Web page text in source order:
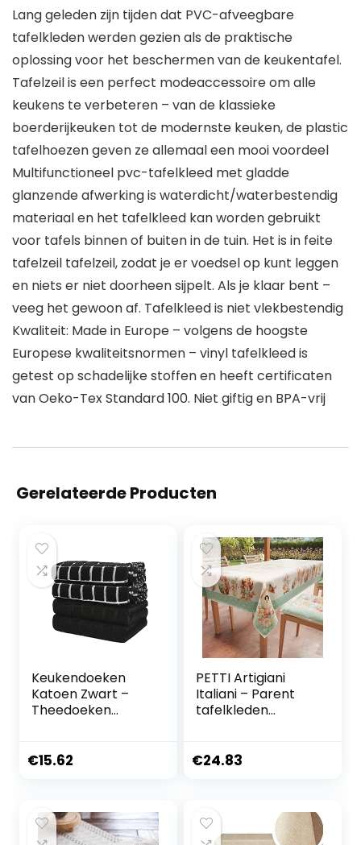
Lang geleden zijn tijden dat PVC-afveegbare
tafelkleden werden gezien als de praktische
oplossing voor het beschermen van de keukentafel.
Tafelzeil is een perfect modeaccessoire om alle
keukens te verbeteren – van de klassieke
boerderijkeuken tot de modernste keuken, de plastic
tafelhoezen geven ze allemaal een mooi voordeel
Multifunctioneel pvc-tafelkleed met gladde
glanzende afwerking is waterdicht/waterbestendig
materiaal en het tafelkleed kan worden gebruikt
voor tafels binnen of buiten in de tuin. Het is in feite
tafelzeil tafelzeil, zodat je er voedsel op kunt leggen
en niets er niet doorheen sijpelt. Als je klaar bent –
veeg het gewoon af. Tafelkleed is niet vlekbestendig
Kwaliteit: Made in Europe – volgens de hoogste
Europese kwaliteitsnormen – vinyl tafelkleed is
getest op schadelijke stoffen en heeft certificaten
van Oeko-Tex Standard 100. Niet giftig en BPA-vrij
Gerelateerde Producten
Keukendoeken
Katoen Zwart –
Theedoeken
– Handdoeken
€15.62
PETTI Artigiani
Italiani – Parent
tafelkleden
€24.83